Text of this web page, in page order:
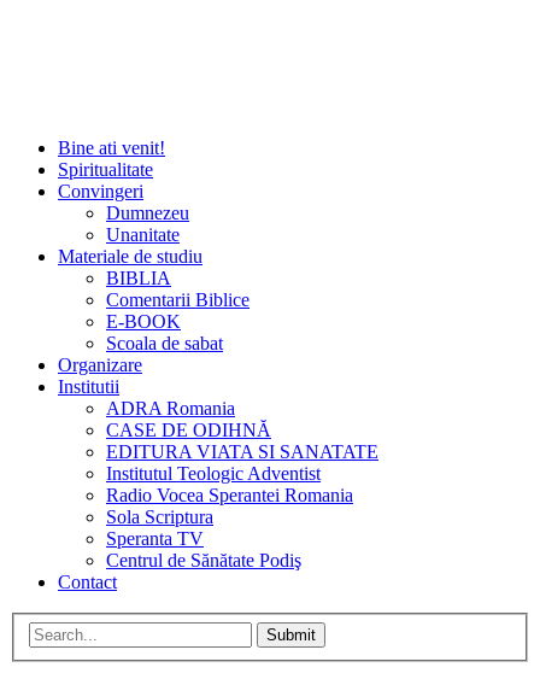
Bine ati venit!
Spiritualitate
Convingeri
Dumnezeu
Unanitate
Materiale de studiu
BIBLIA
Comentarii Biblice
E-BOOK
Scoala de sabat
Organizare
Institutii
ADRA Romania
CASE DE ODIHNĂ
EDITURA VIATA SI SANATATE
Institutul Teologic Adventist
Radio Vocea Sperantei Romania
Sola Scriptura
Speranta TV
Centrul de Sănătate Podiş
Contact
Submit